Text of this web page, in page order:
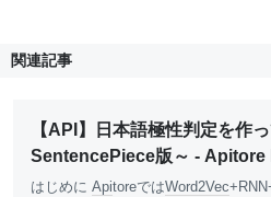
関連記事
【API】日本語極性判定を作
SentencePiece版～ - Apitore
はじめに ApitoreではWord2Vec